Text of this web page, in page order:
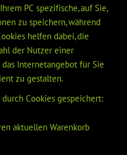
PC spezifische, auf Sie,
zu speichern, während
helfen dabei, die
der Nutzer einer
Internetangebot für Sie
zu gestalten.
Cookies gespeichert:
aktuellen Warenkorb